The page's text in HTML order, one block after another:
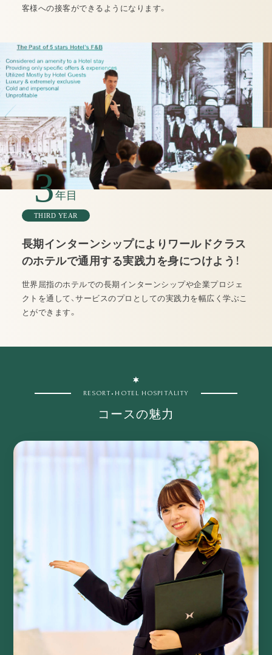
客様への接客ができるようになります。
3年目
THIRD YEAR
長期インターンシップによりワールドクラス
のホテルで通用する実践力を身につけよう！
世界屈指のホテルでの長期インターンシップや企業プロジェ
クトを通して、サービスのプロとしての実践力を幅広く学ぶこ
とができます。
RESORT•HOTEL HOSPITALITY
コースの魅力